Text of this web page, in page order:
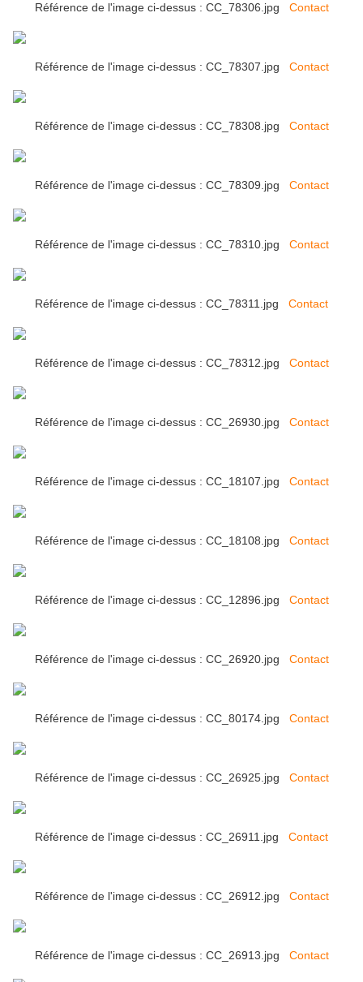
Référence de l'image ci-dessus : CC_78306.jpg Contact
Référence de l'image ci-dessus : CC_78307.jpg Contact
Référence de l'image ci-dessus : CC_78308.jpg Contact
Référence de l'image ci-dessus : CC_78309.jpg Contact
Référence de l'image ci-dessus : CC_78310.jpg Contact
Référence de l'image ci-dessus : CC_78311.jpg Contact
Référence de l'image ci-dessus : CC_78312.jpg Contact
Référence de l'image ci-dessus : CC_26930.jpg Contact
Référence de l'image ci-dessus : CC_18107.jpg Contact
Référence de l'image ci-dessus : CC_18108.jpg Contact
Référence de l'image ci-dessus : CC_12896.jpg Contact
Référence de l'image ci-dessus : CC_26920.jpg Contact
Référence de l'image ci-dessus : CC_80174.jpg Contact
Référence de l'image ci-dessus : CC_26925.jpg Contact
Référence de l'image ci-dessus : CC_26911.jpg Contact
Référence de l'image ci-dessus : CC_26912.jpg Contact
Référence de l'image ci-dessus : CC_26913.jpg Contact